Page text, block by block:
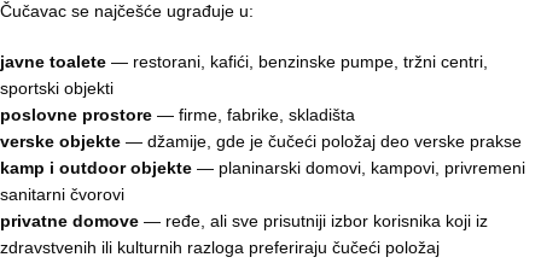
Čučavac se najčešće ugrađuje u:
javne toalete — restorani, kafići, benzinske pumpe, tržni centri,
sportski objekti
poslovne prostore — firme, fabrike, skladišta
verske objekte — džamije, gde je čučeći položaj deo verske prakse
kamp i outdoor objekte — planinarski domovi, kampovi, privremeni
sanitarni čvorovi
privatne domove — ređe, ali sve prisutniji izbor korisnika koji iz
zdravstvenih ili kulturnih razloga preferiraju čučeći položaj